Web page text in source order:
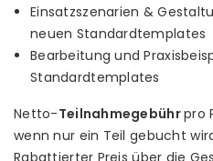
Einsatzszenarien &
neuen Standardtemplates
Bearbeitung und
Standardtemplates
Netto-Teilnahmegebührpro
wenn nur ein Teil gebucht
Rabattierter Preis über die